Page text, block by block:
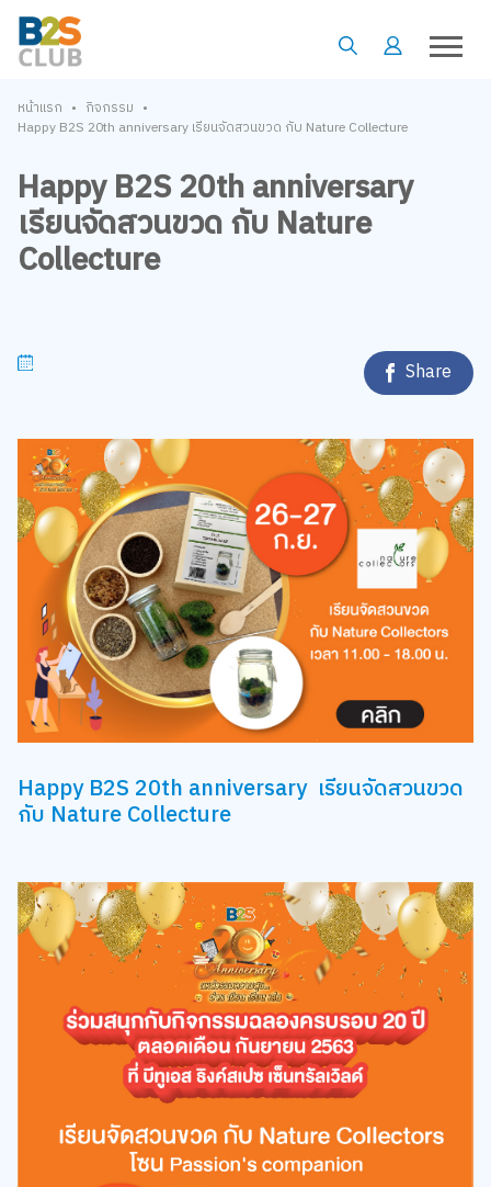
หน้าแรก • กิจกรรม •
Happy B2S 20th anniversary เรียนจัดสวนขวด กับ Nature Collecture
Happy B2S 20th anniversary
เรียนจัดสวนขวด กับ Nature
Collecture
Share
Happy B2S 20th anniversary เรียนจัดสวนขวด
กับ Nature Collecture